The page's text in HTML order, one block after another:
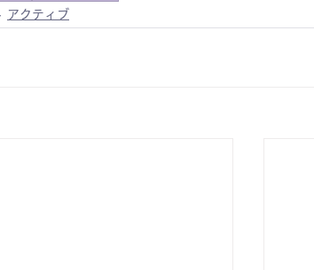
アクティブ